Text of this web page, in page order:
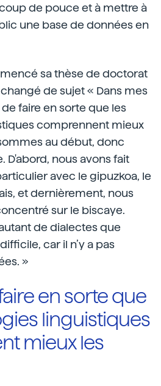
de pouce et à mettre à
une base de données en
sa thèse de doctorat
de sujet « Dans mes
de faire en sorte que les
comprennent mieux
au début, donc
D'abord, nous avons fait
avec le gipuzkoa, le
et dernièrement, nous
sur le biscaye.
de dialectes que
car il n’y a pas
»
en sorte que
linguistiques
mieux les